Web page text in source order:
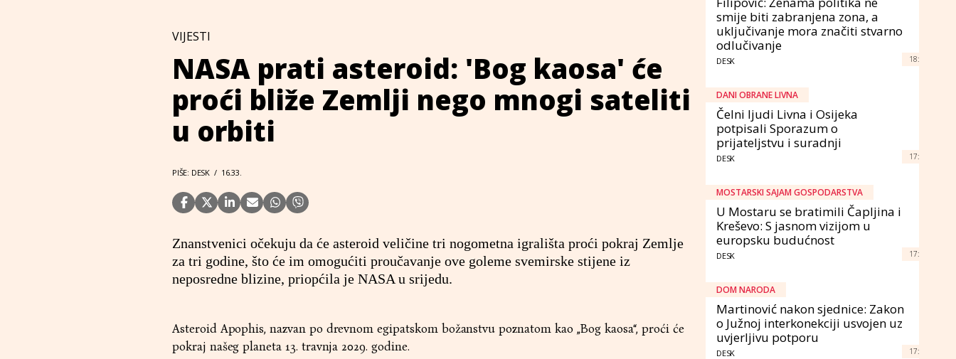
VIJESTI
NASA prati asteroid: 'Bog kaosa' će
proći bliže Zemlji nego mnogi sateliti
u orbiti
PIŠE: DESK / 16.33.
Znanstvenici očekuju da će asteroid veličine tri nogometna igrališta proći pokraj Zemlje
za tri godine, što će im omogućiti proučavanje ove goleme svemirske stijene iz
neposredne blizine, priopćila je NASA u srijedu.
Asteroid Apophis, nazvan po drevnom egipatskom božanstvu poznatom kao „Bog kaosa“, proći će
pokraj našeg planeta 13. travnja 2029. godine.
smije biti zabranjena zona, a
uključivanje mora značiti stvarno
odlučivanje
DESK 18:
DANI OBRANE LIVNA
Čelni ljudi Livna i Osijeka
potpisali Sporazum o
prijateljstvu i suradnji
DESK 17:
MOSTARSKI SAJAM GOSPODARSTVA
U Mostaru se bratimili Čapljina i
Kreševo: S jasnom vizijom u
europsku budućnost
DESK 17:
DOM NARODA
Martinović nakon sjednice: Zakon
o Južnoj interkonekciji usvojen uz
uvjerljivu potporu
DESK 17: